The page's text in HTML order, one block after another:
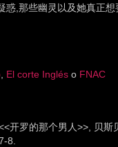
惑,那些幽灵以及她真正想
El corte Inglés o FNAC
开罗的那个男人>>, 贝斯
8.